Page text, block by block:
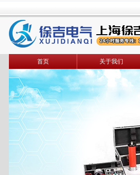
首页 关于我们